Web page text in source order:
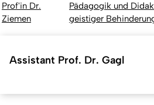
Prof'in Dr.
Ziemen
Pädagogik und
geistiger
Assistant Prof. Dr. Gagl